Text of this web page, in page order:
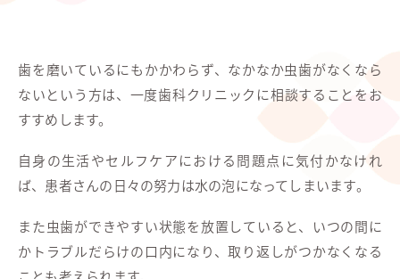
歯を磨いているにもかかわらず、なかなか虫歯がなくなら
ないという方は、一度歯科クリニックに相談することをお
すすめします。
自身の生活やセルフケアにおける問題点に気付かなけれ
ば、患者さんの日々の努力は水の泡になってしまいます。
また虫歯ができやすい状態を放置していると、いつの間に
かトラブルだらけの口内になり、取り返しがつかなくなる